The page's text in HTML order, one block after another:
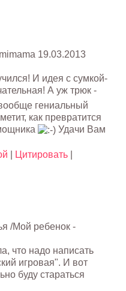
19.03.2013
И идея с сумкой-
А уж трюк -
гениальный
как превратится
Удачи Вам
Цитировать
/Мой ребенок -
что надо написать
игровая". И вот
буду стараться